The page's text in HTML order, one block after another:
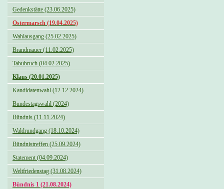
Gedenkstätte (23.06.2025)
Ostermarsch (19.04.2025)
Wahlausgang (25.02.2025)
Brandmauer (11.02.2025)
Tabubruch (04.02.2025)
Klaus (20.01.2025)
Kandidatenwahl (12.12.2024)
Bundestagswahl (2024)
Bündnis (11.11.2024)
Waldrundgang (18.10.2024)
Bündnistreffen (25.09.2024)
Statement (04.09.2024)
Weltfriedenstag (31.08.2024)
Bündnis 1 (21.08.2024)